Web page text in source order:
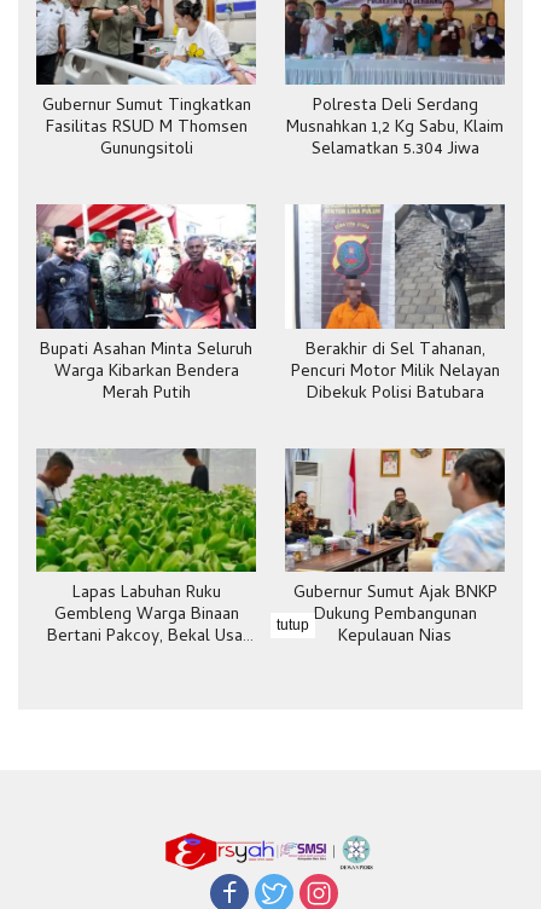
Gubernur Sumut Tingkatkan
Fasilitas RSUD M Thomsen
Gunungsitoli
Polresta Deli Serdang
Musnahkan 1,2 Kg Sabu, Klaim
Selamatkan 5.304 Jiwa
Bupati Asahan Minta Seluruh
Warga Kibarkan Bendera
Merah Putih
Berakhir di Sel Tahanan,
Pencuri Motor Milik Nelayan
Dibekuk Polisi Batubara
Lapas Labuhan Ruku
Gembleng Warga Binaan
Bertani Pakcoy, Bekal Usai
Gubernur Sumut Ajak BNKP
Dukung Pembangunan
Kepulauan Nias
tutup